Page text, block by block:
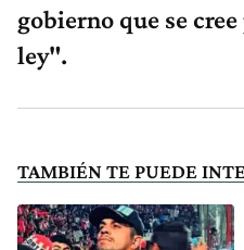
gobierno que se
ley".
TAMBIÉN TE PUEDE